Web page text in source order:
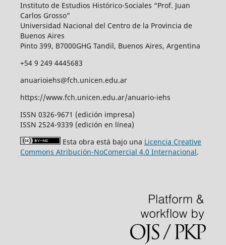
Instituto de Estudios Histórico-Sociales “Prof. Juan
Carlos Grosso”
Universidad Nacional del Centro de la Provincia de
Buenos Aires
Pinto 399, B7000GHG Tandil, Buenos Aires, Argentina
+54 9 249 4445683
anuarioiehs@fch.unicen.edu.ar
https://www.fch.unicen.edu.ar/anuario-iehs
ISSN 0326-9671 (edición impresa)
ISSN 2524-9339 (edición en línea)
Esta obra está bajo una Licencia Creative
Commons Atribución-NoComercial 4.0 Internacional.